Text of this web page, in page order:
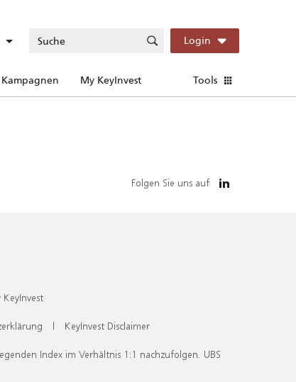
Login
Kampagnen My KeyInvest Tools
Folgen Sie uns auf
KeyInvest
| KeyInvest Disclaimer
Index im Verhältnis 1:1 nachzufolgen. UBS